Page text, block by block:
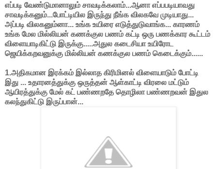
எப்படி வேண்டுமானாலும் சாவடிக்கலாம்...ஆனா எப்பபடியாவது
சாவடிக்கனும்...போட்டியில இருந்து நீங்க விலகவே முடியாது...
அப்படி விலகனும்னா... உங்க உயிரை எடுத்துடுவாங்க... காரணம்
உங்க மேல மில்லியன் கணக்குல பணம் கட்டி ஒரு பணக்கார கூட்டம்
விளையாடிகிட்டு இருக்கு.....அதுல கடைசியா உயிரோட
ஜெயிக்கறவனுக்கு மில்லியன் கணக்குல பணம் கெடைக்கும்......
1.அதிகமான இரக்கம் இல்லாத கிரிமினல் விளையாடும் போட்டி
இது ... உதாரனத்துக்கு ஒருத்தன் ஆள்காட்டி விரலை மட்டும்
ஆயிரத்துக்கு மேல் கட் பண்ணறதே தொழிலா பண்ணறவன் இதுல
கலந்துகிட்டு இருப்பான்...